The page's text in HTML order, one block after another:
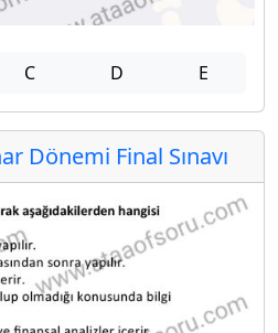
C D E
Dönemi Final Sınavı